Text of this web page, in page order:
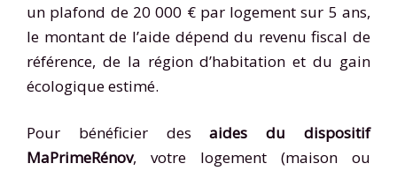
un plafond de 20 000 € par logement sur 5 ans,
le montant de l’aide dépend du revenu fiscal de
référence, de la région d’habitation et du gain
écologique estimé.
Pour bénéficier desaides du dispositif
MaPrimeRénov, votre logement (maison ou